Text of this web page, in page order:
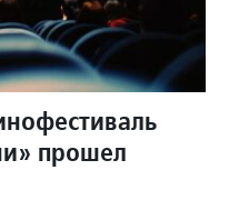
прошел